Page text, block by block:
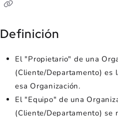
Definición
El "Propietario" de una
(Cliente/Departamento) es
esa Organización.
El "Equipo" de una
(Cliente/Departamento) se